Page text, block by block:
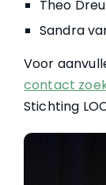
Theo
Sandra
Voor
contact
Stichting